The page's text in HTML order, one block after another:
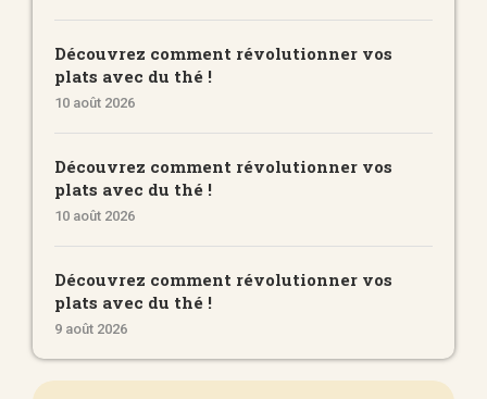
Découvrez comment révolutionner vos
plats avec du thé !
10 août 2026
Découvrez comment révolutionner vos
plats avec du thé !
10 août 2026
Découvrez comment révolutionner vos
plats avec du thé !
9 août 2026